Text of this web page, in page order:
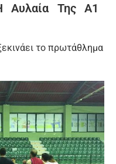
Αυλαία Της Α1
το πρωτάθλημα